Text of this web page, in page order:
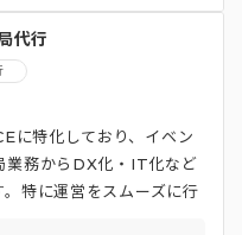
能です。
代行
に特化しており、イベン
業務からDX化・IT化など
特に運営をスムーズに行